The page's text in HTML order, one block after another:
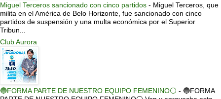
Miguel Terceros sancionado con cinco partidos - Miguel Terceros, que
milita en el América de Belo Horizonte, fue sancionado con cinco
partidos de suspensión y una multa económica por el Superior
Tribun...
Club Aurora
🔵FORMA PARTE DE NUESTRO EQUIPO FEMENINO⚪ - 🔵FORMA